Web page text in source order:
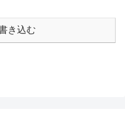
き込む